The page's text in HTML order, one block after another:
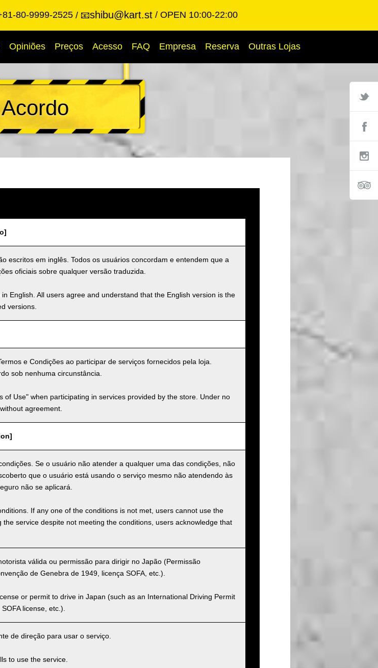
80-9999-2525 📧shibu@kart.st OPEN 10:00-22:00
Opiniões Preços Acesso FAQ Empresa Reserva Outras Lojas
Acordo
escritos em inglês. Todos os usuários concordam e entendem que a
oficiais sobre qualquer versão traduzida.
English. All users agree and understand that the English version is the
versions.
e Condições ao participar de serviços fornecidos pela loja.
sob nenhuma circunstância.
of Use" when participating in services provided by the store. Under no
agreement.
Se o usuário não atender a qualquer uma das condições, não
que o usuário está usando o serviço mesmo não atendendo às
não se aplicará.
If any one of the conditions is not met, users cannot use the
service despite not meeting the conditions, users acknowledge that
válida ou permissão para dirigir no Japão (Permissão
de Genebra de 1949, licença SOFA, etc.).
or permit to drive in Japan (such as an International Driving Permit
license, etc.).
de direção para usar o serviço.
to use the service.